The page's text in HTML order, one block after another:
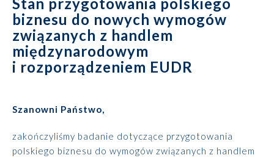
Księgowość
Kadry i płace
Broker ubezpieczeniowy
biznesu do nowych wymogów
związanych z handlem
międzynarodowym
i rozporządzeniem EUDR
Szanowni Państwo,
zakończyliśmy badanie dotyczące przygotowania
polskiego biznesu do wymogów związanych z handlem